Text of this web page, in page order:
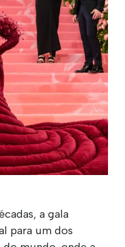
a gala
para um dos